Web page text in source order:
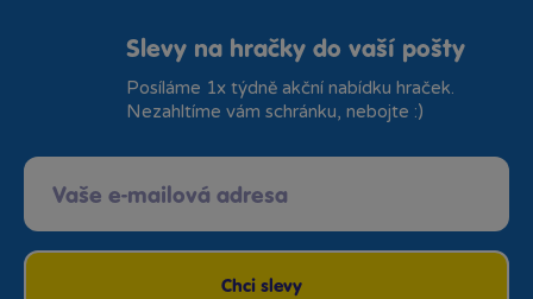
Slevy na hračky do vaší pošty
Posíláme 1x týdně akční nabídku hraček.
Nezahltíme vám schránku, nebojte :)
Chci slevy